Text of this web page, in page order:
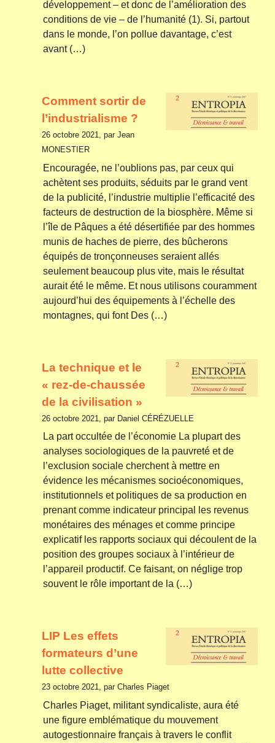
développement – et donc de l’amélioration des
conditions de vie – de l’humanité (1). Si, partout
dans le monde, l’on pollue davantage, c’est
avant (…)
Comment sortir de
l’industrialisme ?
26 octobre 2021, par Jean
MONESTIER
Encouragée, ne l’oublions pas, par ceux qui
achètent ses produits, séduits par le grand vent
de la publicité, l’industrie multiplie l’efficacité des
facteurs de destruction de la biosphère. Même si
l’île de Pâques a été désertifiée par des hommes
munis de haches de pierre, des bûcherons
équipés de tronçonneuses seraient allés
seulement beaucoup plus vite, mais le résultat
aurait été le même. Et nous utilisons couramment
aujourd’hui des équipements à l’échelle des
montagnes, qui font Des (…)
La technique et le
« rez-de-chaussée
de la civilisation »
26 octobre 2021, par Daniel CÉRÉZUELLE
La part occultée de l’économie La plupart des
analyses sociologiques de la pauvreté et de
l’exclusion sociale cherchent à mettre en
évidence les mécanismes socioéconomiques,
institutionnels et politiques de sa production en
prenant comme indicateur principal les revenus
monétaires des ménages et comme principe
explicatif les rapports sociaux qui découlent de la
position des groupes sociaux à l’intérieur de
l’appareil productif. Ce faisant, on néglige trop
souvent le rôle important de la (…)
LIP Les effets
formateurs d’une
lutte collective
23 octobre 2021, par Charles Piaget
Charles Piaget, militant syndicaliste, aura été
une figure emblématique du mouvement
autogestionnaire français à travers le conflit